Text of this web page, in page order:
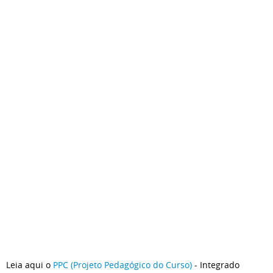
Leia aqui o PPC (Projeto Pedagógico do Curso) - Integrado